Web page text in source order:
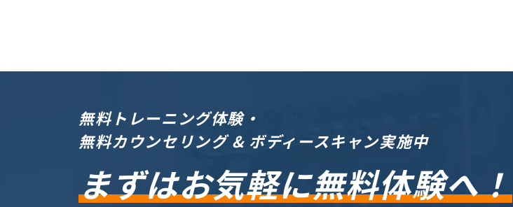
無料トレーニング体験・
無料カウンセリング & ボディースキャン実施中
まずはお気軽に無料体験へ！